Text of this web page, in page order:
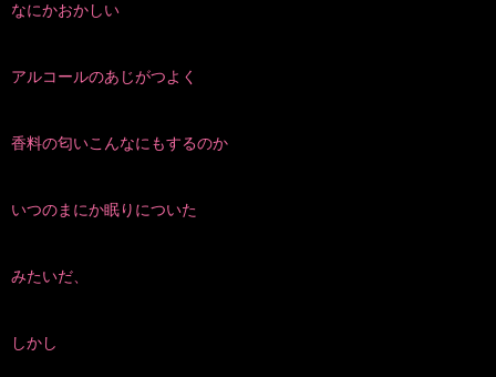
なにかおかしい
アルコールのあじがつよく
香料の匂いこんなにもするのか
いつのまにか眠りについた
みたいだ、
しかし